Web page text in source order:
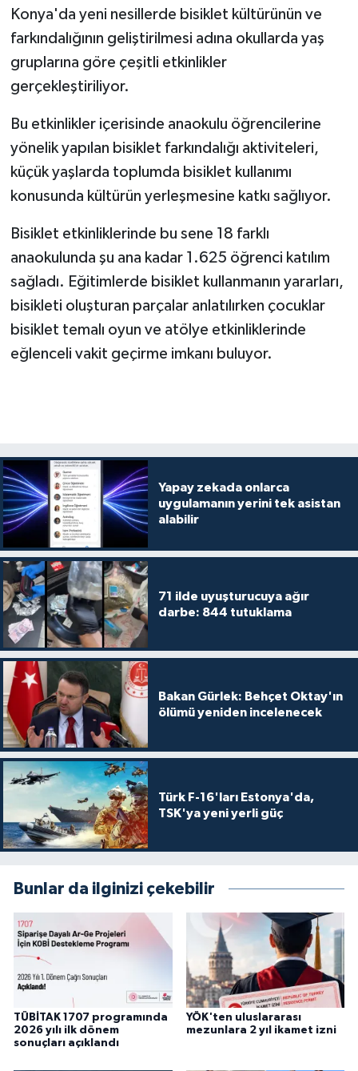
Konya'da yeni nesillerde bisiklet kültürünün ve
farkındalığının geliştirilmesi adına okullarda yaş
gruplarına göre çeşitli etkinlikler
gerçekleştiriliyor.
Bu etkinlikler içerisinde anaokulu öğrencilerine
yönelik yapılan bisiklet farkındalığı aktiviteleri,
küçük yaşlarda toplumda bisiklet kullanımı
konusunda kültürün yerleşmesine katkı sağlıyor.
Bisiklet etkinliklerinde bu sene 18 farklı
anaokulunda şu ana kadar 1.625 öğrenci katılım
sağladı. Eğitimlerde bisiklet kullanmanın yararları,
bisikleti oluşturan parçalar anlatılırken çocuklar
bisiklet temalı oyun ve atölye etkinliklerinde
eğlenceli vakit geçirme imkanı buluyor.
Yapay zekada onlarca
uygulamanın yerini tek asistan
alabilir
71 ilde uyuşturucuya ağır
darbe: 844 tutuklama
Bakan Gürlek: Behçet Oktay'ın
ölümü yeniden incelenecek
Türk F-16'ları Estonya'da,
TSK'ya yeni yerli güç
Bunlar da ilginizi çekebilir
TÜBİTAK 1707 programında
2026 yılı ilk dönem
sonuçları açıklandı
YÖK'ten uluslararası
mezunlara 2 yıl ikamet izni